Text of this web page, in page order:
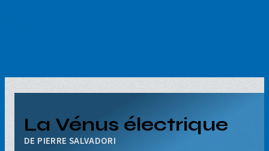
La Vénus électrique
PIERRE SALVADORI